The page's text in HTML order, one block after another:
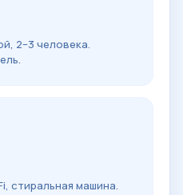
2–3 человека.
стиральная машина.